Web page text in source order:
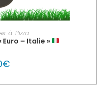
PANIER
à-Pizza
– Italie »
€